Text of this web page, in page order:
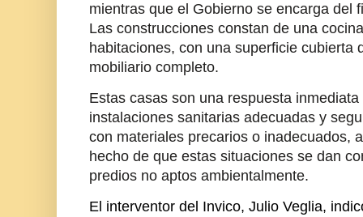
mientras que el Gobierno se encarga del
Las construcciones constan de una
habitaciones, con una superficie cubierta
mobiliario completo.
Estas casas son una respuesta
instalaciones sanitarias adecuadas y
con materiales precarios o inadecuados,
hecho de que estas situaciones se dan
predios no aptos ambientalmente.
El interventor del Invico, Julio Veglia,